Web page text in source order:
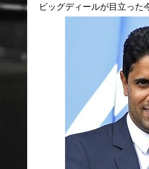
ビッグディールが目立った